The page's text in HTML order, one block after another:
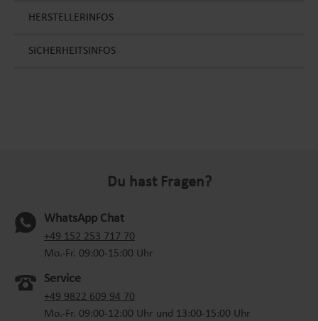
HERSTELLERINFOS
SICHERHEITSINFOS
Du hast Fragen?
WhatsApp Chat
+49 152 253 717 70
Mo.-Fr. 09:00-15:00 Uhr
Service
+49 9822 609 94 70
Mo.-Fr. 09:00-12:00 Uhr und 13:00-15:00 Uhr